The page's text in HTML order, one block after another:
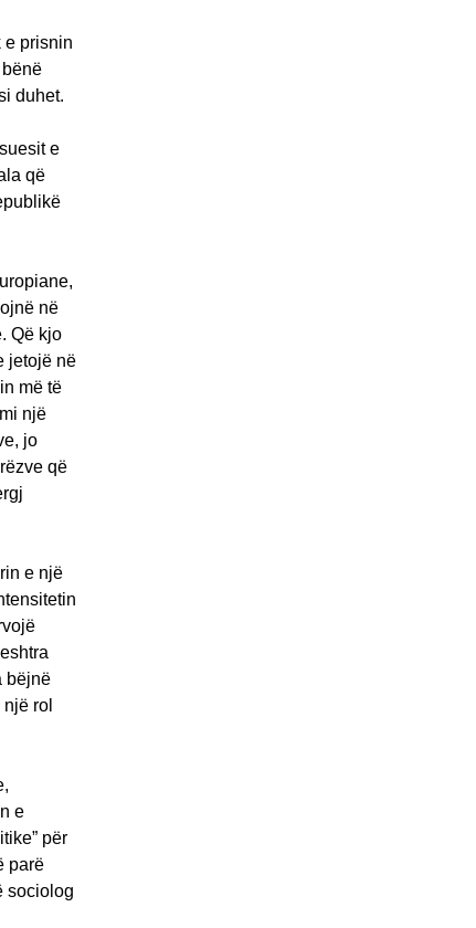
e prisnin
duhet.
e
që
në
Që kjo
jetojë në
më të
një
jo
që
e një
bëjnë
rol
e
për
parë
sociolog